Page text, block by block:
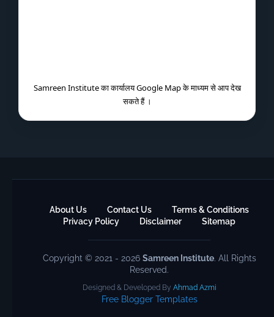
Samreen Institute का कार्यालय Google Map के माध्यम से आप देख
सकते हैं ।
About Us Contact Us
Terms & Conditions
Privacy Policy
Disclaimer Sitemap
Copyright © 2021 - 2026 Samreen Institute. All Rights
Reserved.
Designed & Developed By Ahmad Azmi
Free Blogger Templates